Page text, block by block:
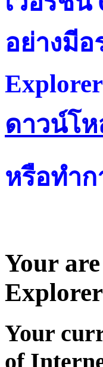
อย่างมีอ
ดาวน์โ
หรือทำ
Your
Your
of